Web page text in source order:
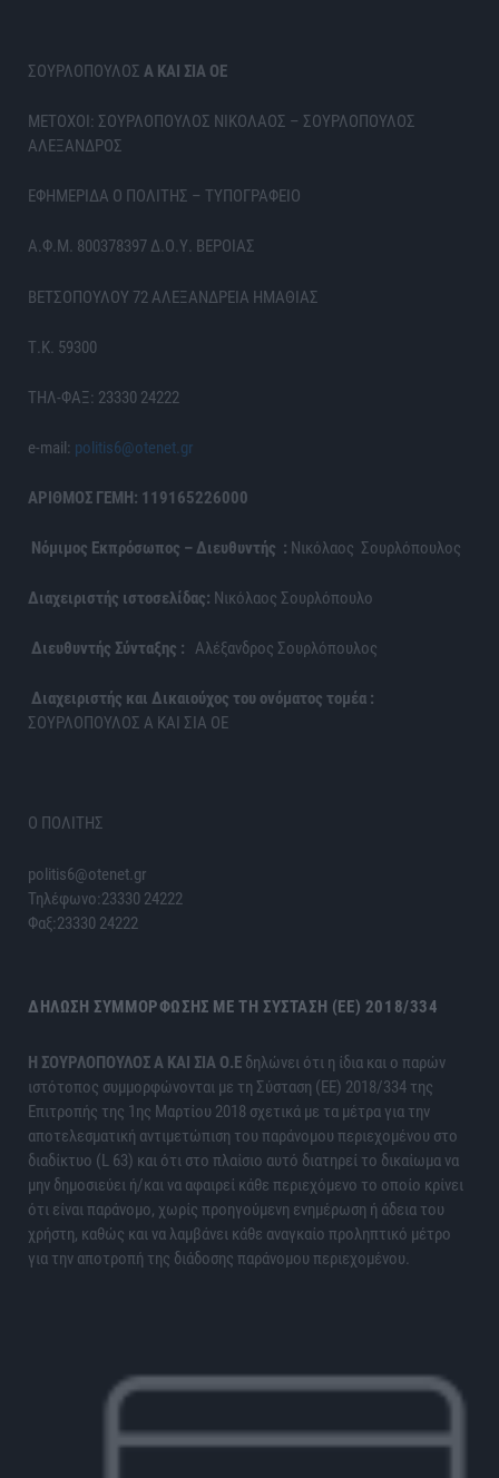
ΣΟΥΡΛΟΠΟΥΛΟΣ Α ΚΑΙ ΣΙΑ ΟΕ
ΜΕΤΟΧΟΙ: ΣΟΥΡΛΟΠΟΥΛΟΣ ΝΙΚΟΛΑΟΣ – ΣΟΥΡΛΟΠΟΥΛΟΣ
ΑΛΕΞΑΝΔΡΟΣ
ΕΦΗΜΕΡΙΔΑ Ο ΠΟΛΙΤΗΣ – ΤΥΠΟΓΡΑΦΕΙΟ
Α.Φ.Μ. 800378397 Δ.Ο.Υ. ΒΕΡΟΙΑΣ
ΒΕΤΣΟΠΟΥΛΟΥ 72 ΑΛΕΞΑΝΔΡΕΙΑ ΗΜΑΘΙΑΣ
Τ.Κ. 59300
ΤΗΛ-ΦΑΞ: 23330 24222
e-mail: politis6@otenet.gr
ΑΡΙΘΜΟΣ ΓΕΜΗ: 119165226000
Νόμιμος Εκπρόσωπος – Διευθυντής : Νικόλαος Σουρλόπουλος
Διαχειριστής ιστοσελίδας: Νικόλαος Σουρλόπουλο
Διευθυντής Σύνταξης : Αλέξανδρος Σουρλόπουλος
Διαχειριστής και Δικαιούχος του ονόματος τομέα :
ΣΟΥΡΛΟΠΟΥΛΟΣ Α ΚΑΙ ΣΙΑ ΟΕ
Ο ΠΟΛΙΤΗΣ
politis6@otenet.gr
Τηλέφωνο:23330 24222
Φαξ:23330 24222
ΔΉΛΩΣΗ ΣΥΜΜΌΡΦΩΣΗΣ ΜΕ ΤΗ ΣΎΣΤΑΣΗ (ΕΕ) 2018/334
H ΣΟΥΡΛΟΠΟΥΛΟΣ Α ΚΑΙ ΣΙΑ Ο.Ε δηλώνει ότι η ίδια και ο παρών
ιστότοπος συμμορφώνονται με τη Σύσταση (ΕΕ) 2018/334 της
Επιτροπής της 1ης Μαρτίου 2018 σχετικά με τα μέτρα για την
αποτελεσματική αντιμετώπιση του παράνομου περιεχομένου στο
διαδίκτυο (L 63) και ότι στο πλαίσιο αυτό διατηρεί το δικαίωμα να
μην δημοσιεύει ή/και να αφαιρεί κάθε περιεχόμενο το οποίο κρίνει
ότι είναι παράνομο, χωρίς προηγούμενη ενημέρωση ή άδεια του
χρήστη, καθώς και να λαμβάνει κάθε αναγκαίο προληπτικό μέτρο
για την αποτροπή της διάδοσης παράνομου περιεχομένου.